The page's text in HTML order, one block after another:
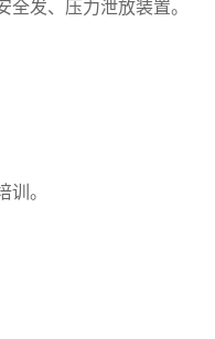
发、压力泄放装置。
训。